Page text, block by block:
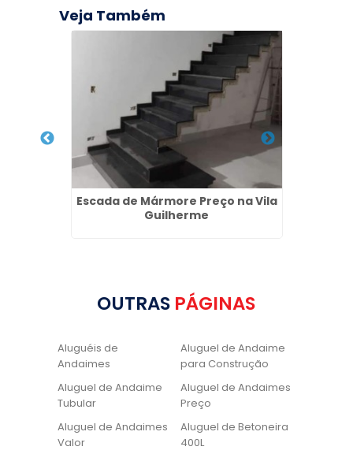
Veja Também
Escada de Mármore Preço na Vila
Guilherme
OUTRAS PÁGINAS
Aluguéis de
Andaimes
Aluguel de Andaime
para Construção
Aluguel de Andaime
Tubular
Aluguel de Andaimes
Preço
Aluguel de Andaimes
Valor
Aluguel de Betoneira
400L